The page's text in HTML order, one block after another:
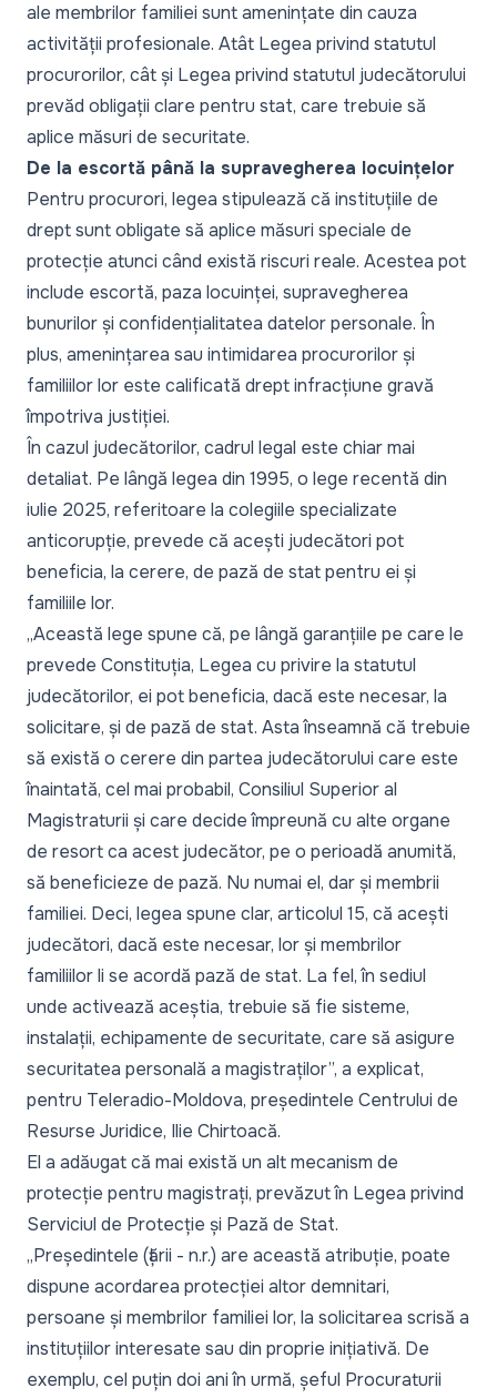
ale membrilor familiei sunt amenințate din cauza
activității profesionale. Atât Legea privind statutul
procurorilor, cât și Legea privind statutul judecătorului
prevăd obligații clare pentru stat, care trebuie să
aplice măsuri de securitate.
De la escortă până la supravegherea locuințelor
Pentru procurori, legea stipulează că instituțiile de
drept sunt obligate să aplice măsuri speciale de
protecție atunci când există riscuri reale. Acestea pot
include escortă, paza locuinței, supravegherea
bunurilor și confidențialitatea datelor personale. În
plus, amenințarea sau intimidarea procurorilor și
familiilor lor este calificată drept infracțiune gravă
împotriva justiției.
În cazul judecătorilor, cadrul legal este chiar mai
detaliat. Pe lângă legea din 1995, o lege recentă din
iulie 2025, referitoare la colegiile specializate
anticorupție, prevede că acești judecători pot
beneficia, la cerere, de pază de stat pentru ei și
familiile lor.
„Această lege spune că, pe lângă garanțiile pe care le
prevede Constituția, Legea cu privire la statutul
judecătorilor, ei pot beneficia, dacă este necesar, la
solicitare, și de pază de stat. Asta înseamnă că trebuie
să există o cerere din partea judecătorului care este
înaintată, cel mai probabil, Consiliul Superior al
Magistraturii și care decide împreună cu alte organe
de resort ca acest judecător, pe o perioadă anumită,
să beneficieze de pază. Nu numai el, dar și membrii
familiei. Deci, legea spune clar, articolul 15, că acești
judecători, dacă este necesar, lor și membrilor
familiilor li se acordă pază de stat. La fel, în sediul
unde activează aceștia, trebuie să fie sisteme,
instalații, echipamente de securitate, care să asigure
securitatea personală a magistraților”, a explicat,
pentru Teleradio-Moldova, președintele Centrului de
Resurse Juridice, Ilie Chirtoacă.
El a adăugat că mai există un alt mecanism de
protecție pentru magistrați, prevăzut în Legea privind
Serviciul de Protecție și Pază de Stat.
„Președintele (țării - n.r.) are această atribuție, poate
dispune acordarea protecției altor demnitari,
persoane și membrilor familiei lor, la solicitarea scrisă a
instituțiilor interesate sau din proprie inițiativă. De
exemplu, cel puțin doi ani în urmă, șeful Procuraturii